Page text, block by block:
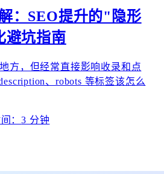
：SEO提升的"隐形
避坑指南
方，但经常直接影响收录和点
、robots 等标签该怎么
：3 分钟